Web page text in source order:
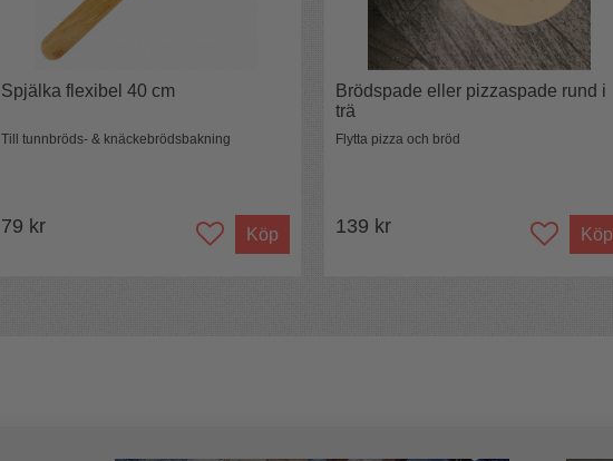
Spjälka flexibel 40 cm
Till tunnbröds- & knäckebrödsbakning
79 kr Köp
Brödspade eller pizzaspade rund i
trä
Flytta pizza och bröd
139 kr Köp